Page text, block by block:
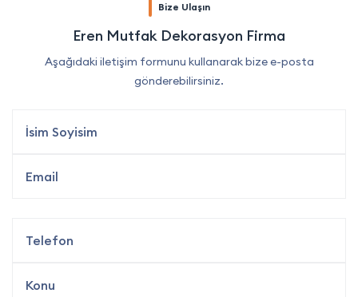
Bize Ulaşın
Eren Mutfak Dekorasyon Firma
Aşağıdaki iletişim formunu kullanarak bize e-posta
gönderebilirsiniz.